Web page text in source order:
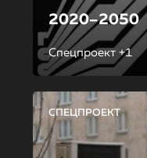
2020–2050
Спецпроект +1
СПЕЦПРОЕКТ